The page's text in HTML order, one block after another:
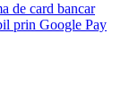
de card bancar
prin Google Pay